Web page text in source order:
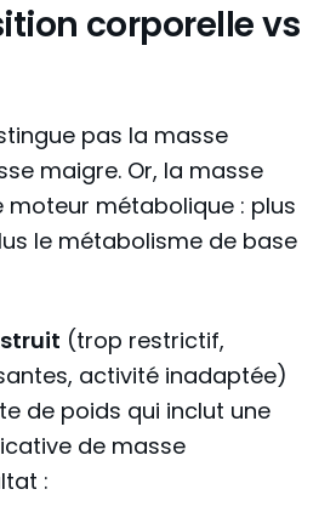
corporelle vs
pas la masse
maigre. Or, la masse
moteur métabolique : plus
le métabolisme de base
(trop restrictif,
activité inadaptée)
de poids qui inclut une
de masse
: